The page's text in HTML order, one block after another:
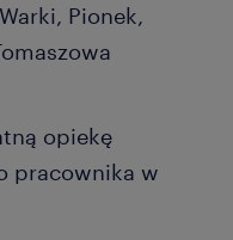
Pionek,
opiekę
pracownika w